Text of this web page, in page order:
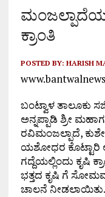
ಕ್ರಾಂತಿ
POSTED BY: HARISH
ಬಂಟ್ವಾಳ ತಾಲೂಕು
ಅನ್ನಪ್ಪಾಡಿ ಶ್ರೀ
ರವಿಮಂಜಲ್ಪಾದೆ,
ಯಶೋಧರ ಕೊಟ್ಟಾರಿ
ಗದ್ದೆಯಲ್ಲಿಂದು ಕೃಷಿ
ಭತ್ತದ ಕೃಷಿ ಗೆ
ಚಾಲನೆ ನೀಡಲಾಯಿತು.